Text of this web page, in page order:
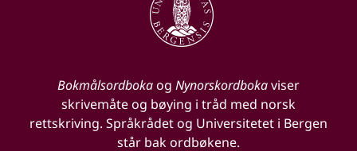
Bokmålsordbokaog Nynorskordbokaviser
skrivemåte og bøying i tråd med norsk
rettskriving. Språkrådet og Universitetet i Bergen
står bak ordbøkene.